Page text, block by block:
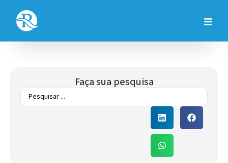
Faça sua pesquisa